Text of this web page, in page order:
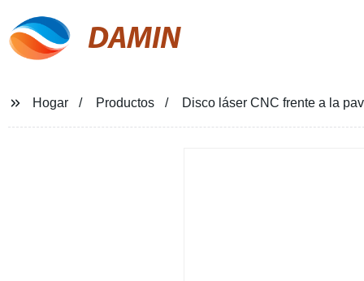
DAMIN
Hogar Productos Disco láser CNC frente a la